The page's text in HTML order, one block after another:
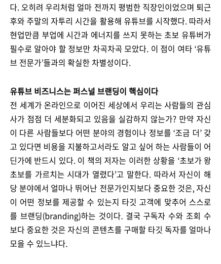
다. 오히려 우리처럼 얼마 전까지 평범한 직장인이었으며 퇴근
후와 주말의 자투리 시간을 활용해 유튜브를 시작했다. 따라서
현업만큼 부업에 시간과 에너지를 쓰지 못하는 초보 유튜버가
필수로 알아야 할 정보만 차곡차곡 모았다. 이 점이 여타 ‘유튜
브 전문가’들과의 확실한 차별성이다.
유튜브 비즈니스는 퍼스널 브랜딩이 핵심이다
전 세계가 온라인으로 이어진 세상에서 우리는 사람들의 관심
사가 점점 더 세분화되고 있음을 실감하지 않는가? 만약 자신
이 다른 사람들보다 어떤 분야의 경험이나 정보를 ‘조금 더’ 갖
고 있다면 비용을 지불하고서라도 알고 싶어 하는 사람들이 어
딘가에 반드시 있다. 이 책의 저자는 이러한 상황을 ‘초보가 왕
초보를 가르치는 시대가 열렸다’고 말한다. 따라서 자신이 해
당 분야에서 얼마나 뛰어난 전문가인지보다 중요한 것은, 자신
이 어떤 정보를 제공할 수 있는지 타깃 고객에 맞추어 스스로
를 브랜딩(branding)하는 것이다. 결국 구독자 수와 조회 수
보다 중요한 것은 자신의 콘텐츠를 구매할 타깃 독자를 얼마나
모을 수 있느냐다.